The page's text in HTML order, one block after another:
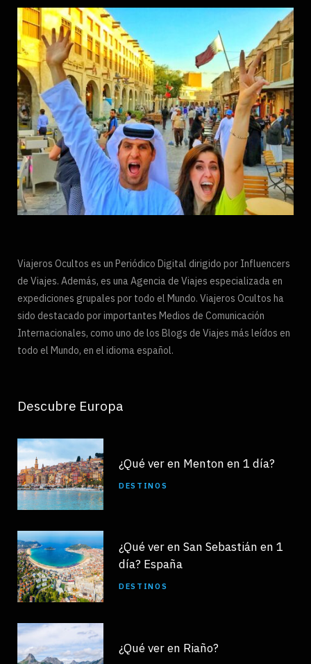
Viajeros Ocultos es un Periódico Digital dirigido por Influencers
de Viajes. Además, es una Agencia de Viajes especializada en
expediciones grupales por todo el Mundo. Viajeros Ocultos ha
sido destacado por importantes Medios de Comunicación
Internacionales, como uno de los Blogs de Viajes más leídos en
todo el Mundo, en el idioma español.
Descubre Europa
¿Qué ver en Menton en 1 día?
DESTINOS
¿Qué ver en San Sebastián en 1
día? España
DESTINOS
¿Qué ver en Riaño?